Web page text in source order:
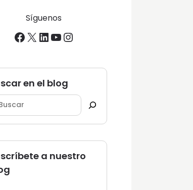
Síguenos
Facebook
X LinkedIn
YouTube
Instagram
en el blog
a nuestro